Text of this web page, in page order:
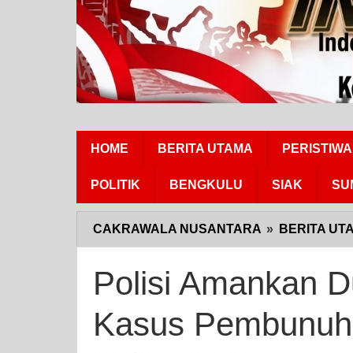
HOME BERITA UTAMA PERISTIWA
POLITIK BENGKULU SIAK
CAKRAWALA NUSANTARA » BERITA
Polisi Amankan
Kasus